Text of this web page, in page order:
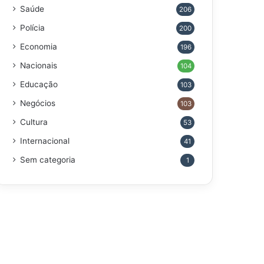
Saúde 206
Polícia 200
Economia 196
Nacionais 104
Educação 103
Negócios 103
Cultura 53
Internacional 41
Sem categoria 1